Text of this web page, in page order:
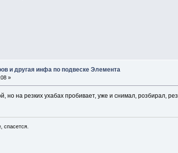
и другая инфа по подвеске Элемента
»
но на резких ухабах пробивает, уже и снимал, розбирал,
спасется.